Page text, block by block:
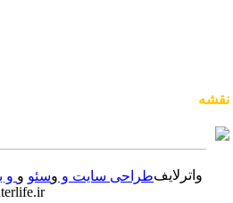
نقشه
واترلایفطراحی سایت و وسئو و و